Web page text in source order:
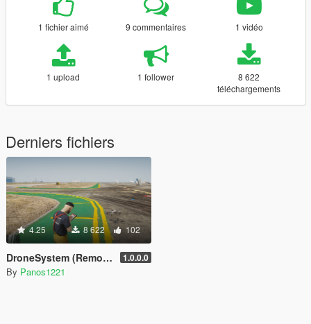
1 fichier aimé 9 commentaires 1 vidéo
1 upload 1 follower
8 622
téléchargements
Derniers fichiers
4.25 8 622 102
DroneSystem (Remote Controlled Drone, Live Camera w/Zoom...) 1.0.0.0
By Panos1221